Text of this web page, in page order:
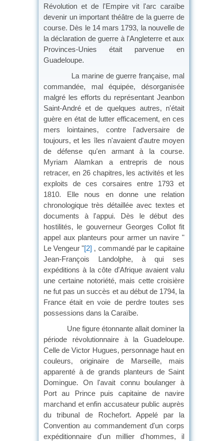
Révolution et de l'Empire vit l'arc caraïbe
devenir un important théâtre de la guerre de
course. Dès le 14 mars 1793, la nouvelle de
la déclaration de guerre à l'Angleterre et aux
Provinces-Unies était parvenue en
Guadeloupe.
La marine de guerre française, mal
commandée, mal équipée, désorganisée
malgré les efforts du représentant Jeanbon
Saint-André et de quelques autres, n'était
guère en état de lutter efficacement, en ces
mers lointaines, contre l'adversaire de
toujours, et les îles n'avaient d'autre moyen
de défense qu'en armant à la course.
Myriam Alamkan a entrepris de nous
retracer, en 26 chapitres, les activités et les
exploits de ces corsaires entre 1793 et
1810. Elle nous en donne une relation
chronologique très détaillée avec textes et
documents à l'appui. Dès le début des
hostilités, le gouverneur Georges Collot fit
appel aux planteurs pour armer un navire "
Le Vengeur "[2] , commandé par le capitaine
Jean-François Landolphe, à qui ses
expéditions à la côte d'Afrique avaient valu
une certaine notoriété, mais cette croisière
ne fut pas un succès et au début de 1794, la
France était en voie de perdre toutes ses
possessions dans la Caraïbe.
Une figure étonnante allait dominer la
période révolutionnaire à la Guadeloupe.
Celle de Victor Hugues, personnage haut en
couleurs, originaire de Marseille, mais
apparenté à de grands planteurs de Saint
Domingue. On l'avait connu boulanger à
Port au Prince puis capitaine de navire
marchand et enfin accusateur public auprès
du tribunal de Rochefort. Appelé par la
Convention au commandement d'un corps
expéditionnaire d'un millier d'hommes, il